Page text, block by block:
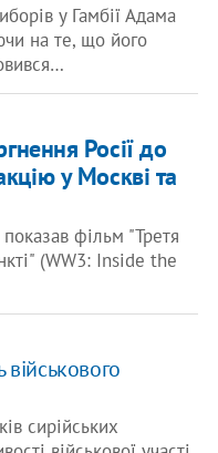
у Гамбії Адама
на те, що його
Росії до
у Москві та
фільм "Третя
(WW3: Inside the
сирійських